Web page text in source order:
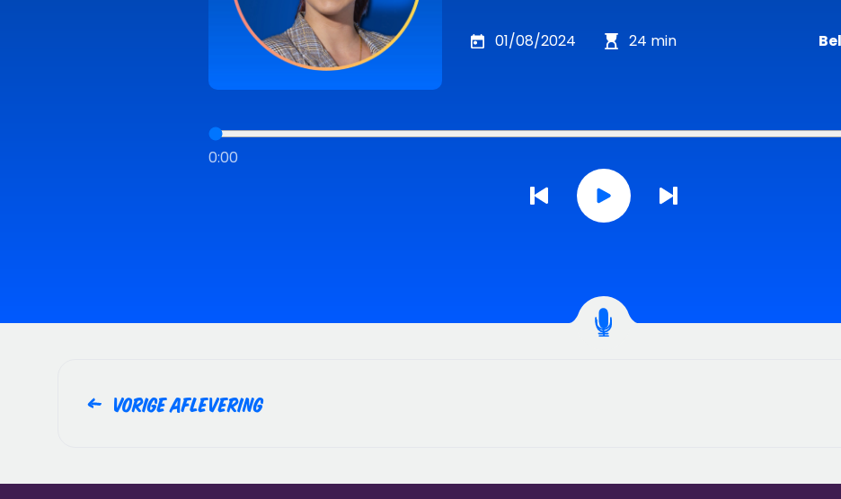
01/08/2024 24 min
0:00
Icon arrow previous
Vorige aflevering